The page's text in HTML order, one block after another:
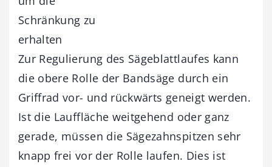
Schränkung zu
erhalten
Zur Regulierung des Sägeblattlaufes kann
die obere Rolle der Bandsäge durch ein
Griffrad vor- und rückwärts geneigt werden.
Ist die Lauffläche weitgehend oder ganz
gerade, müssen die Sägezahnspitzen sehr
knapp frei vor der Rolle laufen. Dies ist